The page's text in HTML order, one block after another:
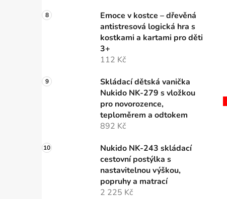
Emoce v kostce – dřevěná
antistresová logická hra s
kostkami a kartami pro děti
3+
112 Kč
Skládací dětská vanička
Nukido NK-279 s vložkou
pro novorozence,
teploměrem a odtokem
892 Kč
Nukido NK-243 skládací
cestovní postýlka s
nastavitelnou výškou,
popruhy a matrací
2 225 Kč